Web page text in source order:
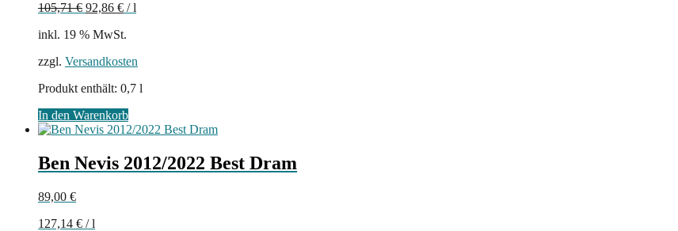
war:
105,71€ 92,86 € /l
inkl. 19 % MwSt.
zzgl. Versandkosten
Produkt enthält: 0,7 l
In den Warenkorb
Ben Nevis 2012/2022 Best Dram
89,00 €
127,14 € /l